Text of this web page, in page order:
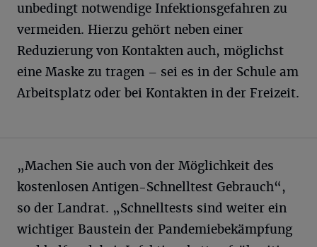
unbedingt notwendige Infektionsgefahren zu
vermeiden. Hierzu gehört neben einer
Reduzierung von Kontakten auch, möglichst
eine Maske zu tragen – sei es in der Schule am
Arbeitsplatz oder bei Kontakten in der Freizeit.
„Machen Sie auch von der Möglichkeit des
kostenlosen Antigen-Schnelltest Gebrauch“,
so der Landrat. „Schnelltests sind weiter ein
wichtiger Baustein der Pandemiebekämpfung